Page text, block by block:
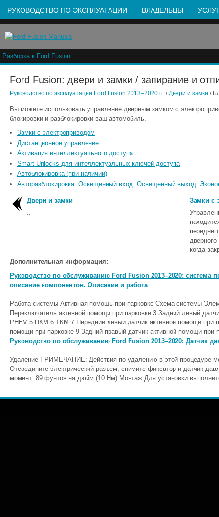
РУКОВОДСТВО ПО ЭКСПЛУАТАЦИИ ВЛАДЕЛЬЦЫ
Разборка к Ford Fusion
Ford Fusion: двери и замки / запирание и
Руководство по эксплуатации Ford Fusion 2013–2020 гг. /Двери и замки /
Вы можете использовать управление дверным замком с
блокировки и разблокировки ваш автомобиль.
Замки с электроприводом
Дистанционное управление
Активация интеллектуального доступа
Smart Unlocks для интеллектуальных ключей доступа
Автоблокировка (при наличии)
Авторазблокировка. Освещенный вход. Освещенный выход.
Двери и замки
..
Замки с
когда
Дополнительная информация:
Руководство по обслуживанию Ford Fusion 2013–2020:
описание компонентов. Описание и работа
Работа системы Активная помощь при парковке Схема системы
Переключатель активной помощи при парковке 3 Задний левый
PHEV 5 ПКМ 6 ТКМ 7 Передний левый датчик активной помощи при
помощи при парковке 9 Задний правый датчик активной помощи при
Руководство по обслуживанию Ford Fusion 2013–2020: Датчик
Удаление ПРИМЕЧАНИЕ: Действия по удалению в этой процедуре
Отсоедините электрический разъем, снимите фиксатор и датчик
момент: 89 фунтов на дюйм (10 Нм) Монтаж Для установки